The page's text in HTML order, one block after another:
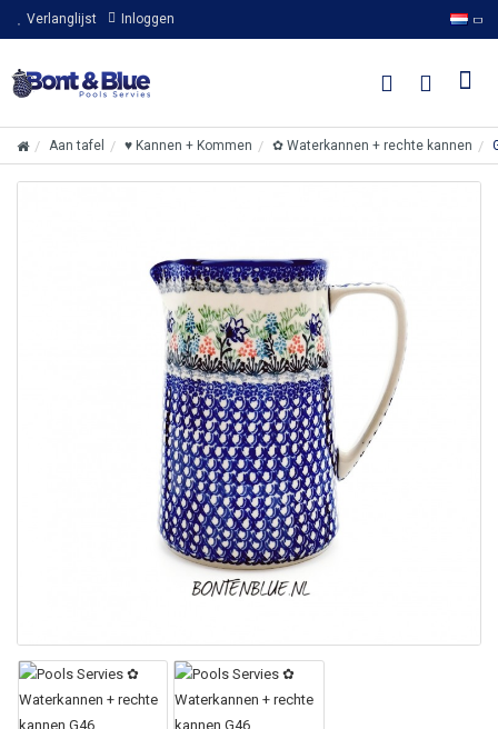
Verlanglijst Inloggen
Aan tafel ♥ Kannen + Kommen ✿ Waterkannen + rechte kannen